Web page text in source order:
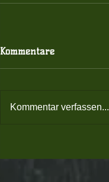
Kommentare
Kommentar verfassen...